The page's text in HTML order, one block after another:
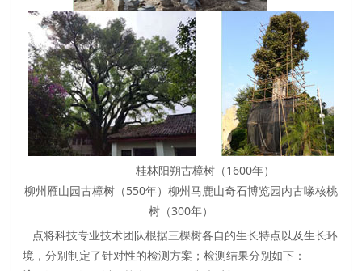
桂林阳朔古樟树（1600年）
柳州雁山园古樟树（550年）柳州马鹿山奇石博览园内古喙核桃
树（300年）
点将科技专业技术团队根据三棵树各自的生长特点以及生长环
境，分别制定了针对性的检测方案；检测结果分别如下：